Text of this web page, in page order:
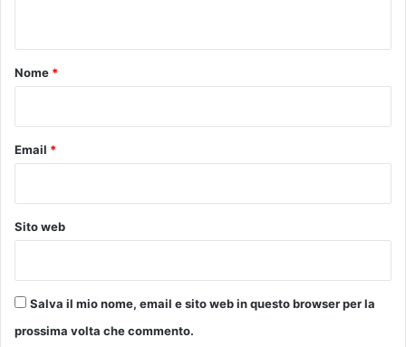
o
Nome *
Email *
Sito web
Salva il mio nome, email e sito web in questo browser per la
prossima volta che commento.